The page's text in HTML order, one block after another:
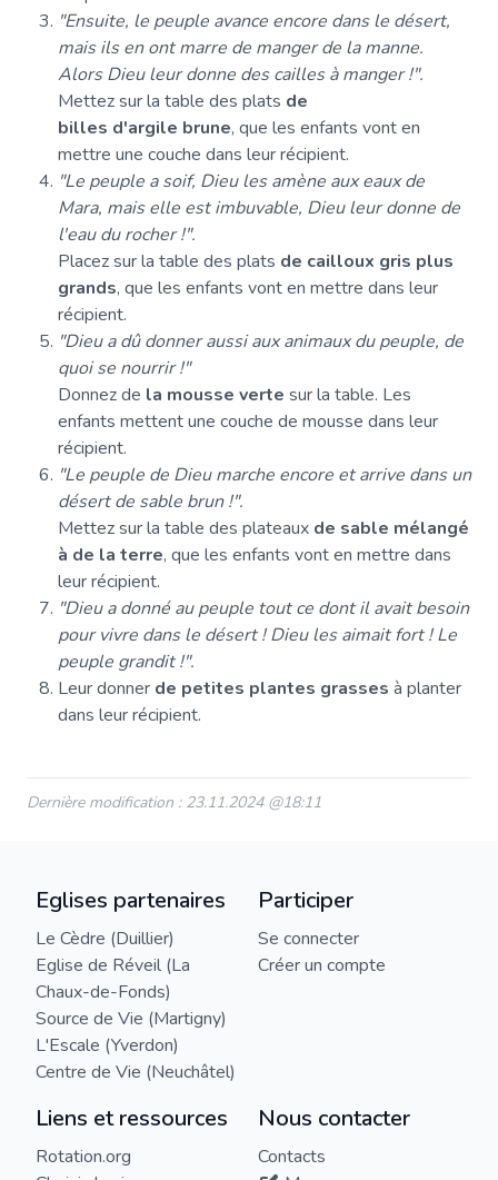
"Ensuite, le peuple avance encore dans le désert,
mais ils en ont marre de manger de la manne.
Alors Dieu leur donne des cailles à manger !".
Mettez sur la table des plats de
billes d'argile brune, que les enfants vont en
mettre une couche dans leur récipient.
"Le peuple a soif, Dieu les amène aux eaux de
Mara, mais elle est imbuvable, Dieu leur donne de
l'eau du rocher !".
Placez sur la table des plats de cailloux gris plus
grands, que les enfants vont en mettre dans leur
récipient.
"Dieu a dû donner aussi aux animaux du peuple, de
quoi se nourrir !"
Donnez de la mousse verte sur la table. Les
enfants mettent une couche de mousse dans leur
récipient.
"Le peuple de Dieu marche encore et arrive dans un
désert de sable brun !".
Mettez sur la table des plateaux de sable mélangé
à de la terre, que les enfants vont en mettre dans
leur récipient.
"Dieu a donné au peuple tout ce dont il avait besoin
pour vivre dans le désert ! Dieu les aimait fort ! Le
peuple grandit !".
Leur donner de petites plantes grasses à planter
dans leur récipient.
Dernière modification : 23.11.2024 @18:11
Eglises partenaires
Le Cèdre (Duillier)
Eglise de Réveil (La
Chaux-de-Fonds)
Source de Vie (Martigny)
L'Escale (Yverdon)
Centre de Vie (Neuchâtel)
Participer
Se connecter
Créer un compte
Liens et ressources
Rotation.org
Nous contacter
Contacts